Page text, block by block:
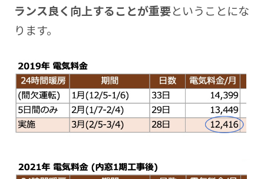
ランス良く向上することが重要ということにな
ります。